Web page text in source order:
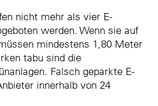
nicht mehr als vier E-
werden. Wenn sie auf
mindestens 1,80 Meter
tabu sind die
Falsch geparkte E-
innerhalb von 24